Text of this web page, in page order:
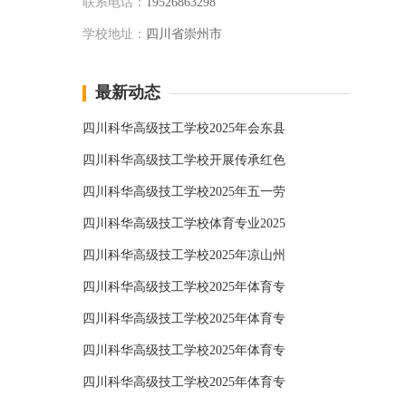
学校地址： 四川省崇州市
最新动态
四川科华高级技工学校2025年会东县
四川科华高级技工学校开展传承红色
四川科华高级技工学校2025年五一劳
四川科华高级技工学校体育专业2025
四川科华高级技工学校2025年凉山州
四川科华高级技工学校2025年体育专
四川科华高级技工学校2025年体育专
四川科华高级技工学校2025年体育专
四川科华高级技工学校2025年体育专